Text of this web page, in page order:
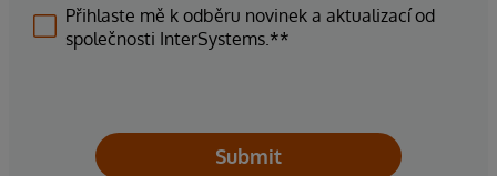
Přihlaste mě k odběru novinek a aktualizací od
společnosti InterSystems.**
Submit